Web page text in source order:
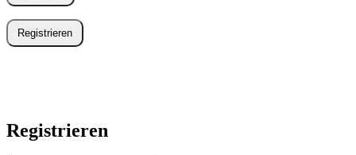
Registrieren
Registrieren